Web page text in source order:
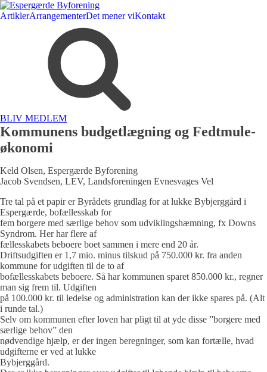
ArtiklerArrangementerDet mener viKontakt
BLIV MEDLEM
Kommunens budgetlægning og Fedtmule-
økonomi
Keld Olsen, Espergærde Byforening
Jacob Svendsen, LEV, Landsforeningen Evnesvages Vel
Tre tal på et papir er Byrådets grundlag for at lukke Bybjerggård i
Espergærde, bofællesskab for
fem borgere med særlige behov som udviklingshæmning, fx Downs
Syndrom. Her har flere af
fællesskabets beboere boet sammen i mere end 20 år.
Driftsudgiften er 1,7 mio. minus tilskud på 750.000 kr. fra anden
kommune for udgiften til de to af
bofællesskabets beboere. Så har kommunen sparet 850.000 kr., regner
man sig frem til. Udgiften
på 100.000 kr. til ledelse og administration kan der ikke spares på. (Alt
i runde tal.)
Selv om kommunen efter loven har pligt til at yde disse ”borgere med
særlige behov” den
nødvendige hjælp, er der ingen beregninger, som kan fortælle, hvad
udgifterne er ved at lukke
Bybjerggård.